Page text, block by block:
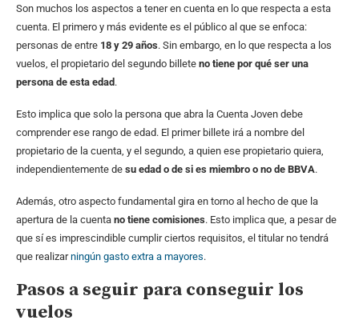
Son muchos los aspectos a tener en cuenta en lo que respecta a esta
cuenta. El primero y más evidente es el público al que se enfoca:
personas de entre 18 y 29 años. Sin embargo, en lo que respecta a los
vuelos, el propietario del segundo billete no tiene por qué ser una
persona de esta edad .
Esto implica que solo la persona que abra la Cuenta Joven debe
comprender ese rango de edad. El primer billete irá a nombre del
propietario de la cuenta, y el segundo, a quien ese propietario quiera,
independientemente de su edad o de si es miembro o no de BBVA.
Además, otro aspecto fundamental gira en torno al hecho de que la
apertura de la cuenta no tiene comisiones. Esto implica que, a pesar de
que sí es imprescindible cumplir ciertos requisitos, el titular no tendrá
que realizarningún gasto extra a mayores.
Pasos a seguir para conseguir los
vuelos